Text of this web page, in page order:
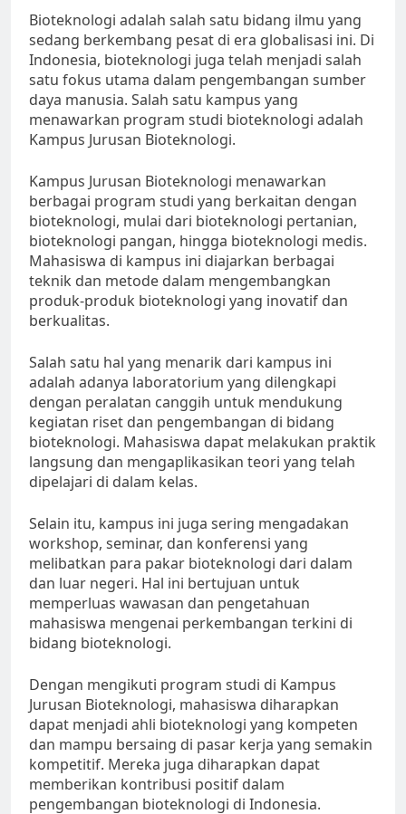
Bioteknologi adalah salah satu bidang ilmu yang
sedang berkembang pesat di era globalisasi ini. Di
Indonesia, bioteknologi juga telah menjadi salah
satu fokus utama dalam pengembangan sumber
daya manusia. Salah satu kampus yang
menawarkan program studi bioteknologi adalah
Kampus Jurusan Bioteknologi.
Kampus Jurusan Bioteknologi menawarkan
berbagai program studi yang berkaitan dengan
bioteknologi, mulai dari bioteknologi pertanian,
bioteknologi pangan, hingga bioteknologi medis.
Mahasiswa di kampus ini diajarkan berbagai
teknik dan metode dalam mengembangkan
produk-produk bioteknologi yang inovatif dan
berkualitas.
Salah satu hal yang menarik dari kampus ini
adalah adanya laboratorium yang dilengkapi
dengan peralatan canggih untuk mendukung
kegiatan riset dan pengembangan di bidang
bioteknologi. Mahasiswa dapat melakukan praktik
langsung dan mengaplikasikan teori yang telah
dipelajari di dalam kelas.
Selain itu, kampus ini juga sering mengadakan
workshop, seminar, dan konferensi yang
melibatkan para pakar bioteknologi dari dalam
dan luar negeri. Hal ini bertujuan untuk
memperluas wawasan dan pengetahuan
mahasiswa mengenai perkembangan terkini di
bidang bioteknologi.
Dengan mengikuti program studi di Kampus
Jurusan Bioteknologi, mahasiswa diharapkan
dapat menjadi ahli bioteknologi yang kompeten
dan mampu bersaing di pasar kerja yang semakin
kompetitif. Mereka juga diharapkan dapat
memberikan kontribusi positif dalam
pengembangan bioteknologi di Indonesia.